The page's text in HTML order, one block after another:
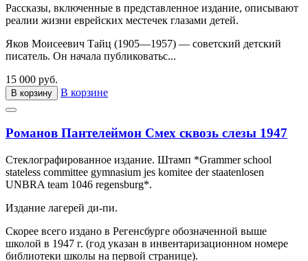
Рассказы, включенные в представленное издание, описывают
реалии жизни еврейских местечек глазами детей.
Яков Моисеевич Тайц (1905—1957) — советский детский
писатель. Он начала публиковатьс...
15 000 руб.
В корзину В корзине
Романов Пантелеймон Смех сквозь слезы 1947
Стеклографированное издание. Штамп *Grammer school
stateless committee gymnasium jes komitee der staatenlosen
UNBRA team 1046 regensburg*.
Издание лагерей ди-пи.
Скорее всего издано в Регенсбурге обозначенной выше
школой в 1947 г. (год указан в инвентаризационном номере
библиотеки школы на первой странице).